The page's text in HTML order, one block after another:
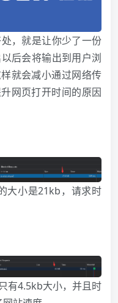
，就是让你少了一份
后会将输出到用户浏
就会减小通过网络传
网页打开时间的原因
大小是21kb，请求时
有4.5kb大小，并且时